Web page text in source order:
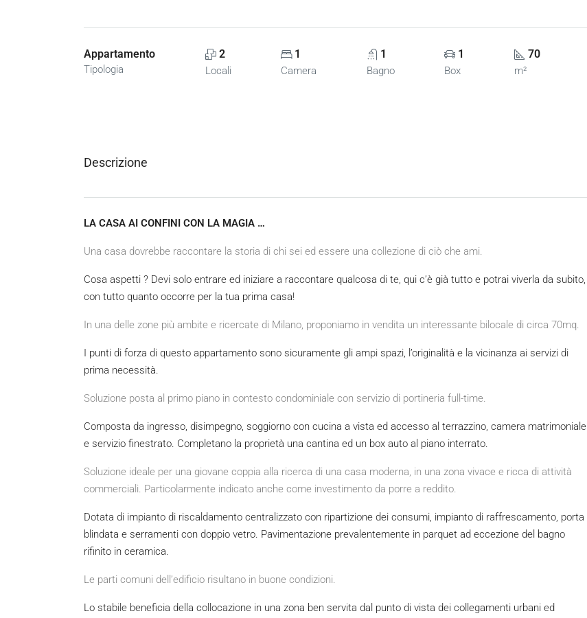
Appartamento
Tipologia
2
Locali
1
Camera
1
Bagno
1
Box
70
m²
Descrizione
LA CASA AI CONFINI CON LA MAGIA …
Una casa dovrebbe raccontare la storia di chi sei ed essere una collezione di ciò che ami.
Cosa aspetti ? Devi solo entrare ed iniziare a raccontare qualcosa di te, qui c’è già tutto e potrai viverla da subito,
con tutto quanto occorre per la tua prima casa!
In una delle zone più ambite e ricercate di Milano, proponiamo in vendita un interessante bilocale di circa 70mq.
I punti di forza di questo appartamento sono sicuramente gli ampi spazi, l’originalità e la vicinanza ai servizi di
prima necessità.
Soluzione posta al primo piano in contesto condominiale con servizio di portineria full-time.
Composta da ingresso, disimpegno, soggiorno con cucina a vista ed accesso al terrazzino, camera matrimoniale
e servizio finestrato. Completano la proprietà una cantina ed un box auto al piano interrato.
Soluzione ideale per una giovane coppia alla ricerca di una casa moderna, in una zona vivace e ricca di attività
commerciali. Particolarmente indicato anche come investimento da porre a reddito.
Dotata di impianto di riscaldamento centralizzato con ripartizione dei consumi, impianto di raffrescamento, porta
blindata e serramenti con doppio vetro. Pavimentazione prevalentemente in parquet ad eccezione del bagno
rifinito in ceramica.
Le parti comuni dell’edificio risultano in buone condizioni.
Lo stabile beneficia della collocazione in una zona ben servita dal punto di vista dei collegamenti urbani ed